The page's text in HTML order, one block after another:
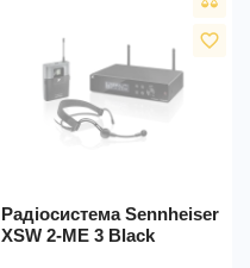
favorite_border
Радіосистема Sennheiser
XSW 2-ME 3 Black